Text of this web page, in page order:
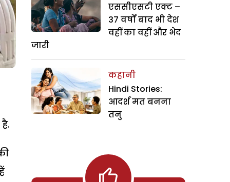
एससीएसटी एक्ट –
37 वर्षों बाद भी देश
वहीं का वहीं और भेद
जारी
कहानी
Hindi Stories:
आदर्श मत बनना
तनु